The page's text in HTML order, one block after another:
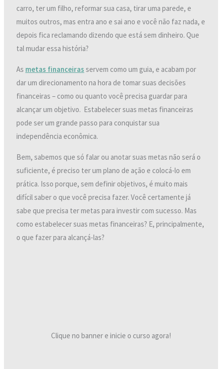
carro, ter um filho, reformar sua casa, tirar uma parede, e
muitos outros, mas entra ano e sai ano e você não faz nada, e
depois fica reclamando dizendo que está sem dinheiro. Que
tal mudar essa história?
As metas financeiras servem como um guia, e acabam por
dar um direcionamento na hora de tomar suas decisões
financeiras – como ou quanto você precisa guardar para
alcançar um objetivo. Estabelecer suas metas financeiras
pode ser um grande passo para conquistar sua
independência econômica.
Bem, sabemos que só falar ou anotar suas metas não será o
suficiente, é preciso ter um plano de ação e colocá-lo em
prática. Isso porque, sem definir objetivos, é muito mais
difícil saber o que você precisa fazer. Você certamente já
sabe que precisa ter metas para investir com sucesso. Mas
como estabelecer suas metas financeiras? E, principalmente,
o que fazer para alcançá-las?
Clique no banner e inicie o curso agora!